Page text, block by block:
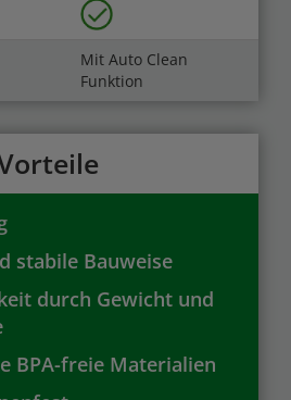
Mit Auto Clean
Funktion
stabile Bauweise
durch Gewicht und
BPA-freie Materialien